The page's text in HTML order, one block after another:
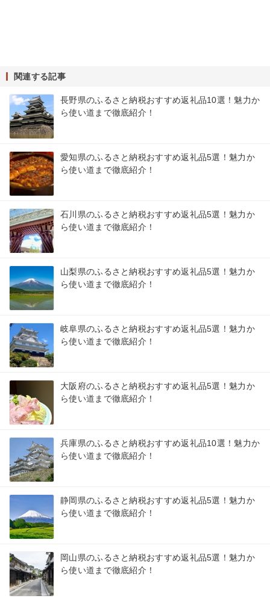
関連する記事
長野県のふるさと納税おすすめ返礼品10選！魅力か
ら使い道まで徹底紹介！
愛知県のふるさと納税おすすめ返礼品5選！魅力か
ら使い道まで徹底紹介！
石川県のふるさと納税おすすめ返礼品5選！魅力か
ら使い道まで徹底紹介！
山梨県のふるさと納税おすすめ返礼品5選！魅力か
ら使い道まで徹底紹介！
岐阜県のふるさと納税おすすめ返礼品5選！魅力か
ら使い道まで徹底紹介！
大阪府のふるさと納税おすすめ返礼品5選！魅力か
ら使い道まで徹底紹介！
兵庫県のふるさと納税おすすめ返礼品10選！魅力か
ら使い道まで徹底紹介！
静岡県のふるさと納税おすすめ返礼品5選！魅力か
ら使い道まで徹底紹介！
岡山県のふるさと納税おすすめ返礼品5選！魅力か
ら使い道まで徹底紹介！